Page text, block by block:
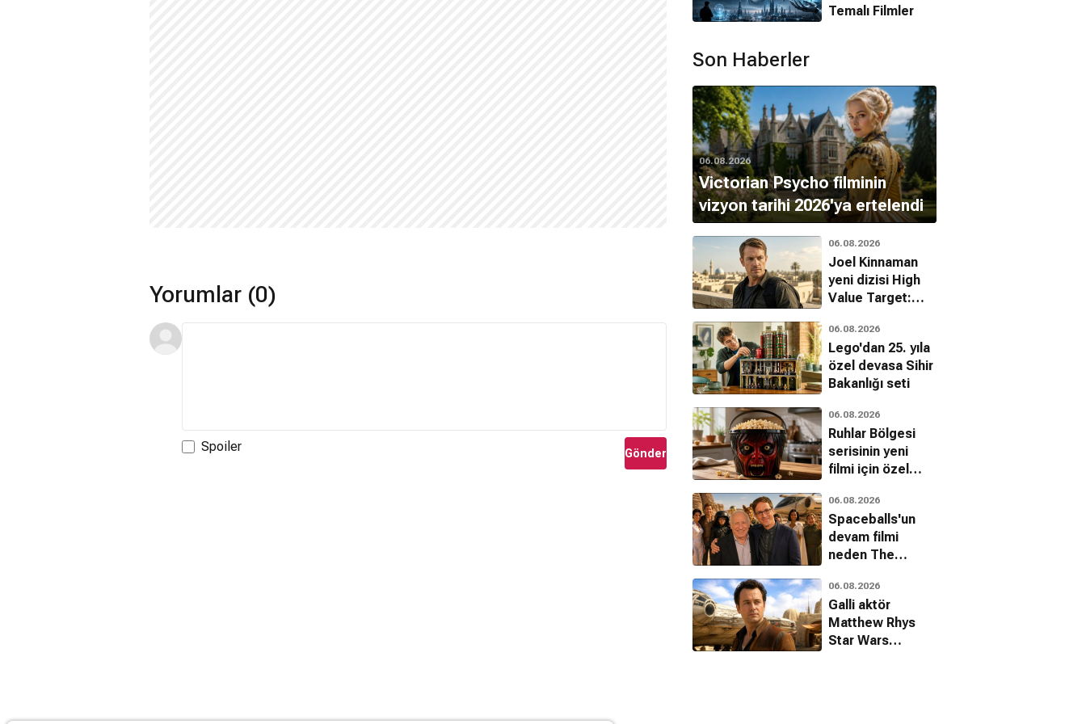
Yorumlar (0)
Spoiler Gönder
Temalı Filmler
Son Haberler
06.08.2026
Victorian Psycho filminin
vizyon tarihi 2026'ya ertelendi
06.08.2026
Joel Kinnaman
yeni dizisi High
Value Target:
Saddam ile
dönüyor
06.08.2026
Lego'dan 25. yıla
özel devasa Sihir
Bakanlığı seti
06.08.2026
Ruhlar Bölgesi
serisinin yeni
filmi için özel
tanıtıldı
06.08.2026
Spaceballs'un
devam filmi
neden The
Money adını
almadı?
06.08.2026
Galli aktör
Matthew Rhys
Star Wars